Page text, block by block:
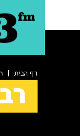
דף הבית |